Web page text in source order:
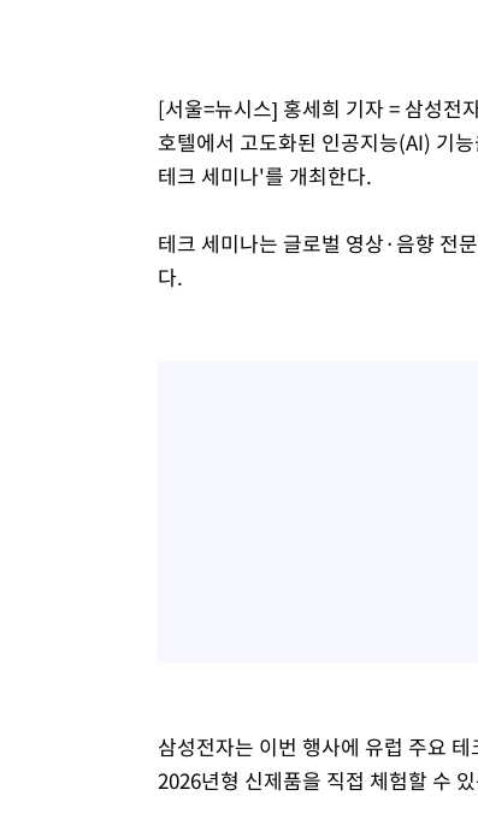
[서울=뉴시스] 홍세희 기자 = 삼성전
호텔에서 고도화된 인공지능(AI) 기
테크 세미나'를 개최한다.
테크 세미나는 글로벌 영상·음향 전
다.
삼성전자는 이번 행사에 유럽 주요
2026년형 신제품을 직접 체험할 수